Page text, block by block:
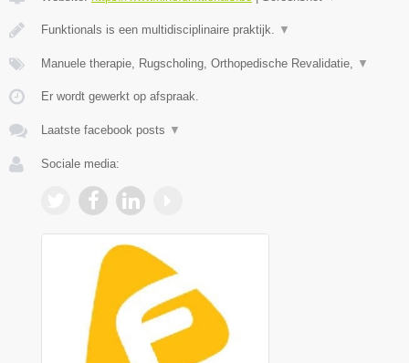
Funktionals is een multidisciplinaire praktijk. ▼
Manuele therapie, Rugscholing, Orthopedische Revalidatie, ▼
Er wordt gewerkt op afspraak.
Laatste facebook posts ▼
Sociale media: